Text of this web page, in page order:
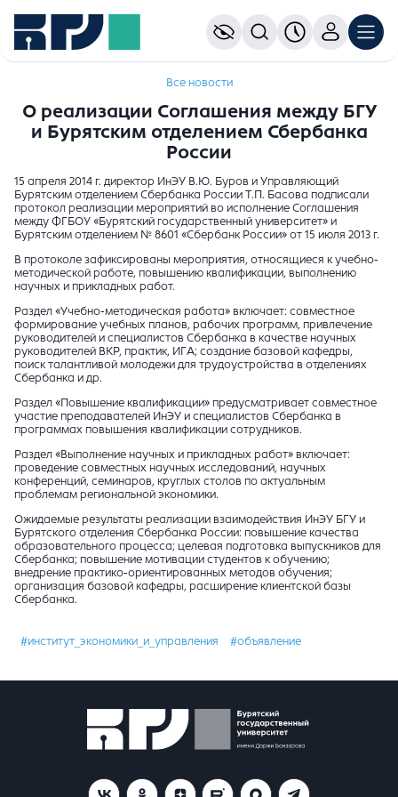
Все новости
О реализации Соглашения между БГУ
и Бурятским отделением Сбербанка
России
15 апреля 2014 г. директор ИнЭУ В.Ю. Буров и Управляющий
Бурятским отделением Сбербанка России Т.П. Басова подписали
протокол реализации мероприятий во исполнение Соглашения
между ФГБОУ «Бурятский государственный университет» и
Бурятским отделением № 8601 «Сбербанк России» от 15 июля 2013 г.
В протоколе зафиксированы мероприятия, относящиеся к учебно-
методической работе, повышению квалификации, выполнению
научных и прикладных работ.
Раздел «Учебно-методическая работа» включает: совместное
формирование учебных планов, рабочих программ, привлечение
руководителей и специалистов Сбербанка в качестве научных
руководителей ВКР, практик, ИГА; создание базовой кафедры,
поиск талантливой молодежи для трудоустройства в отделениях
Сбербанка и др.
Раздел «Повышение квалификации» предусматривает совместное
участие преподавателей ИнЭУ и специалистов Сбербанка в
программах повышения квалификации сотрудников.
Раздел «Выполнение научных и прикладных работ» включает:
проведение совместных научных исследований, научных
конференций, семинаров, круглых столов по актуальным
проблемам региональной экономики.
Ожидаемые результаты реализации взаимодействия ИнЭУ БГУ и
Бурятского отделения Сбербанка России: повышение качества
образовательного процесса; целевая подготовка выпускников для
Сбербанка; повышение мотивации студентов к обучению;
внедрение практико-ориентированных методов обучения;
организация базовой кафедры, расширение клиентской базы
Сбербанка.
#институт_экономики_и_управления #объявление